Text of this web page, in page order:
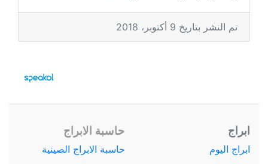
تم النشر بتاريخ 9 أكتوبر، 2018
ابراج
ابراج اليوم
حاسبة الابراج
حاسبة الابراج الصينية